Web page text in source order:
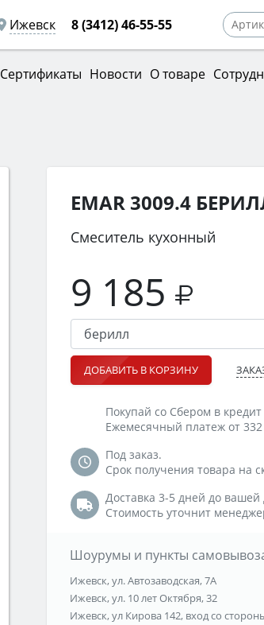
Ижевск 8 (3412) 46-55-55
Сертификаты Новости О товаре
EMAR 3009.4
Смеситель кухонный
9 185
ДОБАВИТЬ В КОРЗИНУ
Покупай со Сбером в
Ежемесячный платеж от
Под заказ.
Срок получения товара на
Доставка 3-5 дней до
Стоимость уточнит
Шоурумы и пункты
Ижевск, ул. Автозаводская, 7А
Ижевск, ул. 10 лет Октября, 32
Ижевск, ул Кирова 142, вход со